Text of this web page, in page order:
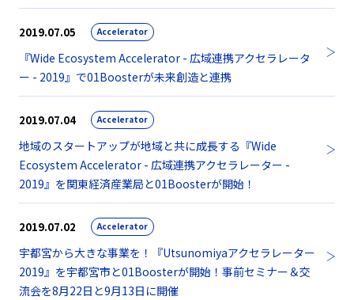
2019.07.05 Accelerator
『Wide Ecosystem Accelerator - 広域連携アクセラレータ
ー - 2019』で01Boosterが未来創造と連携
2019.07.04 Accelerator
地域のスタートアップが地域と共に成長する『Wide
Ecosystem Accelerator - 広域連携アクセラレーター -
2019』を関東経済産業局と01Boosterが開始！
2019.07.02 Accelerator
宇都宮から大きな事業を！『Utsunomiyaアクセラレーター
2019』を宇都宮市と01Boosterが開始！事前セミナー＆交
流会を8月22日と9月13日に開催